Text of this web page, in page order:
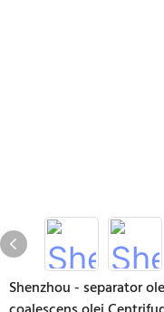
Shenzhou - separator